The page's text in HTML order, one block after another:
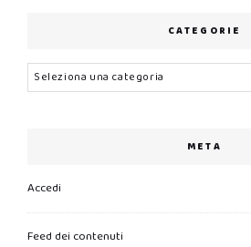
CATEGORIE
Categorie
META
Accedi
Feed dei contenuti